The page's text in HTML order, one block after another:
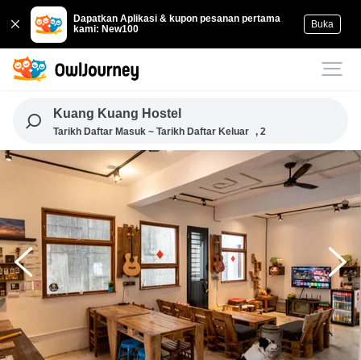
Dapatkan Aplikasi & kupon pesanan pertama
kami: New100
Buka
Kuang Kuang Hostel
Tarikh Daftar Masuk ~ Tarikh Daftar Keluar , 2